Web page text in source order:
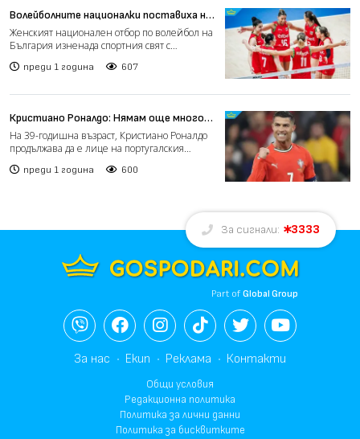
Волейболните националки поставиха на
колене световния шампион
Женският национален отбор по волейбол на
България изненада спортния свят с
преди 1 година 607
Кристиано Роналдо: Нямам още много
години, но още се наслаждавам на
играта
На 39-годишна възраст, Кристиано Роналдо
продължава да е лице на португалския
преди 1 година 600
За сигнали: 3333
Part ofGlobal Group
За нас Екип Реклама Контакти
Общи условия
Редакционна политика
Политика за лични данни
Политика за бисквитките